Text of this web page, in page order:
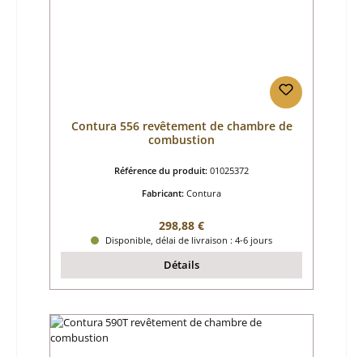
Contura 556 revêtement de chambre de
combustion
Référence du produit: 01025372
Fabricant: Contura
Prix régulier :
298,88 €
Disponible, délai de livraison : 4-6 jours
Détails